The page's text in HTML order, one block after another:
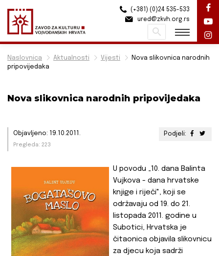
Naslovnica Aktualnosti Vijesti
Nova slikovnica narodnih
pripovijedaka
Nova slikovnica narodnih pripovijedaka
Podjeli:
Objavljeno: 19.10.2011.
Pregleda: 223
U povodu „10. dana Balinta
Vujkova - dana hrvatske
knjige i riječi", koji se
održavaju od 19. do 21.
listopada 2011. godine u
Subotici, Hrvatska je
čitaonica objavila slikovnicu
za djecu koja sadrži
(+381) (0)24 535-533
ured@zkvh.org.rs
Pretraži